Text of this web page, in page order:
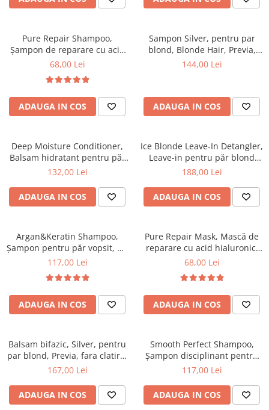
laminare
Pure Straight - tratament
îndreptare păr
The Virtuous Scalp Rituals
VOPSELE & OXIDANȚI
Vopsea de păr profesională
Pudre decolorante
Pudre decolarante
Vopsea de păr pH Laboratories
Vopsea de păr Previa Earth
Vopsea de păr Previa Vibrant Shiny
Colour
Plăci de îndreptat
Îngrijire Argan & Keratin - păr
vopsit
cosmetică
ReBelle
ReActivant - Curățare & Purifiere
ReEquilibrant - Ten gras, impur,
ReGenérante - Regenerare
ReNaissance - Ten hiperpigmentat
ReSculptMinceur - Îngrijire
ReSourceNature - Ten sensibil
ReStructurant - Cuperoză &
Roșeață
ReVitalisant - Hidratare
Tana Cosmetics
Egypt Wonder
Tana EyeLash
Vopsea pentru gene și sprâncene
Vopsea și oxidanți pentru gene și
Încălzitoare pentru ceară
Pure Repair Shampoo,
Șampon de reparare cu acid
hialuronic, pH Laboratories,
68,00 Lei
ADAUGA IN COS
Sampon Silver, pentru par
blond, Blonde Hair, Previa,
340 ml
144,00 Lei
ADAUGA IN COS
Deep Moisture Conditioner,
Balsam hidratant pentru păr
uscat, pH Laboratories, 250 ml
132,00 Lei
ADAUGA IN COS
Ice Blonde Leave-In Detangler,
Leave-in pentru păr blond
platinat, pH Laboratories, 250
188,00 Lei
ADAUGA IN COS
Argan&Keratin Shampoo,
Șampon pentru păr vopsit, pH
Laboratories, 250 ml
117,00 Lei
ADAUGA IN COS
Pure Repair Mask, Mască de
reparare cu acid hialuronic,
pH Laboratories, 60 ml
68,00 Lei
ADAUGA IN COS
Balsam bifazic, Silver, pentru
par blond, Previa, fara clatire,
200 ml
167,00 Lei
ADAUGA IN COS
Smooth Perfect Shampoo,
Șampon disciplinant pentru
păr rebel, pH Laboratories,
117,00 Lei
ADAUGA IN COS